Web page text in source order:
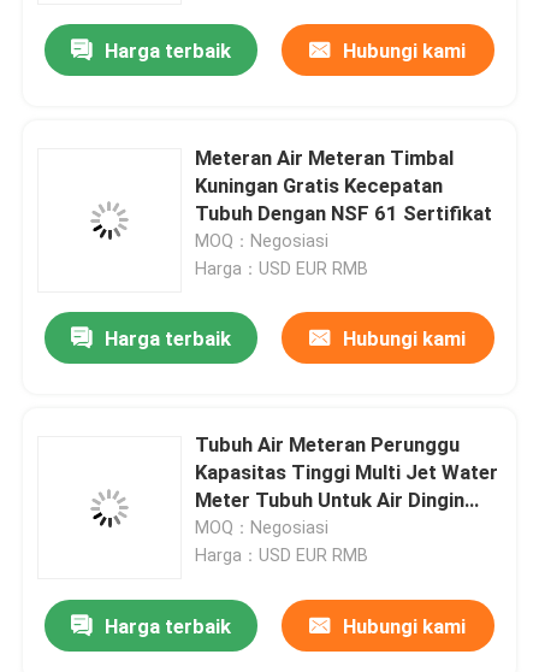
Harga terbaik Hubungi kami
Meteran Air Meteran Timbal
Kuningan Gratis Kecepatan
Tubuh Dengan NSF 61 Sertifikat
MOQ：Negosiasi
Harga：USD EUR RMB
Harga terbaik Hubungi kami
Tubuh Air Meteran Perunggu
Kapasitas Tinggi Multi Jet Water
Meter Tubuh Untuk Air Dingin
DN15 -DN50
MOQ：Negosiasi
Harga：USD EUR RMB
Harga terbaik Hubungi kami